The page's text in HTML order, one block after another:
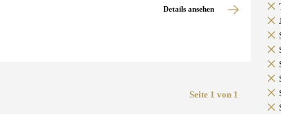
Details ansehen
Seite 1 von 1